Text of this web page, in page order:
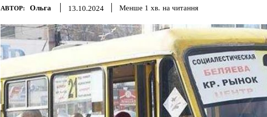
АВТОР: Ольга 13.10.2024 Менше 1 хв. на читання